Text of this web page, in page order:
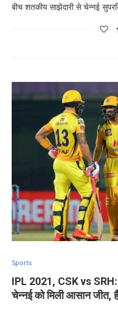
बीच शतकीय साझेदारी से चेन्नई
Sports
IPL 2021, CSK vs
चेन्नई को मिली आसान जीत,